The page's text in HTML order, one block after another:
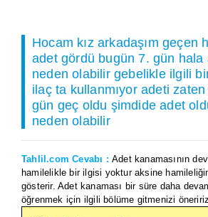
Hocam kız arkadaşım geçen
adet gördü bugün 7. gün hala
neden olabilir gebelikle ilgili
ilaç ta kullanmıyor adeti
gün geç oldu şimdide adet
neden olabilir
Tahlil.com Cevabı : Adet kanamasının
hamilelikle bir ilgisi yoktur aksine hamileliğin
gösterir. Adet kanaması bir süre daha
öğrenmek için ilgili bölüme gitmenizi